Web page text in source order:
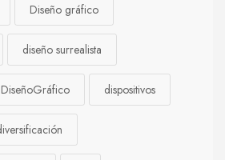
Diseño gráfico
diseño surrealista
DiseñoGráfico dispositivos